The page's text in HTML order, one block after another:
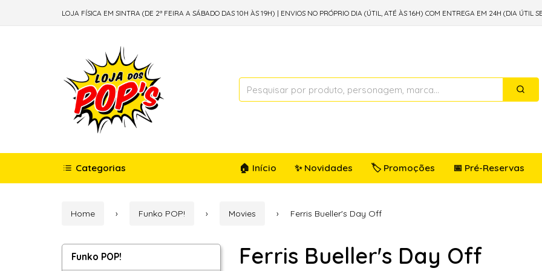
LOJA FÍSICA EM SINTRA (DE 2ª FEIRA A SÁBADO DAS 10H ÀS 19H) | ENVIOS NO PRÓPRIO DIA (ÚTIL, ATÉ ÀS 16H) COM ENTREGA EM 24H (DIA ÚTIL
🏠 Início ✨ Novidades 🏷️ Promoções 📅 Pré-Reservas
Categorias
Home Funko POP! Movies Ferris Bueller's Day Off
Funko
POP!
Funko POP! Ferris Bueller's Day Off